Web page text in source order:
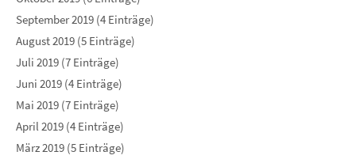
September 2019 (4 Einträge)
August 2019 (5 Einträge)
Juli 2019 (7 Einträge)
Juni 2019 (4 Einträge)
Mai 2019 (7 Einträge)
April 2019 (4 Einträge)
März 2019 (5 Einträge)